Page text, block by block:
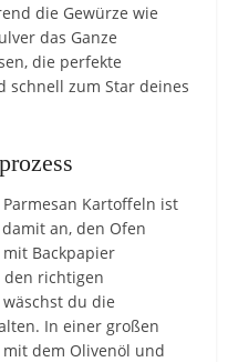
die Gewürze wie
das Ganze
die perfekte
schnell zum Star deines
Kartoffeln ist
an, den Ofen
Backpapier
den richtigen
du die
In einer großen
dem Olivenöl und